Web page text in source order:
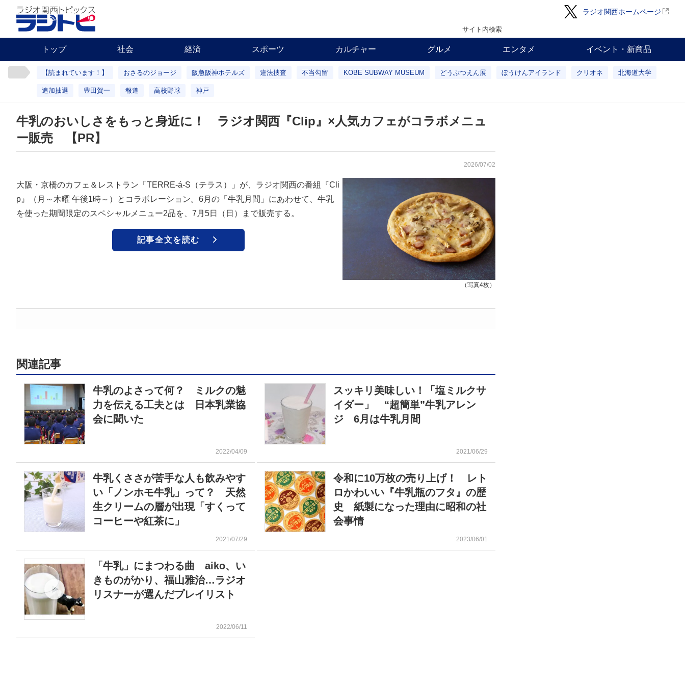
ラジオ関西ホームページ
サイト内検索
トップ 社会 経済 スポーツ カルチャー グルメ エンタメ イベント・新商品
【読まれています！】 おさるのジョージ 阪急阪神ホテルズ 違法捜査 不当勾留 KOBE SUBWAY MUSEUM どうぶつえん展 ぼうけんアイランド クリオネ 北海道大学
追加抽選 豊田賀一 報道 高校野球 神戸
牛乳のおいしさをもっと身近に！ ラジオ関西『Clip』×人気カフェがコラボメニュ
ー販売 【PR】
2026/07/02
（写真4枚）
大阪・京橋のカフェ＆レストラン「TERRE-á-S（テラス）」が、ラジオ関西の番組『Cli
p』（月～木曜 午後1時～）とコラボレーション。6月の「牛乳月間」にあわせて、牛乳
を使った期間限定のスペシャルメニュー2品を、7月5日（日）まで販売する。
記事全文を読む
関連記事
牛乳のよさって何？ ミルクの魅
力を伝える工夫とは 日本乳業協
会に聞いた
2022/04/09
スッキリ美味しい！「塩ミルクサ
イダー」 “超簡単”牛乳アレン
ジ 6月は牛乳月間
2021/06/29
牛乳くささが苦手な人も飲みやす
い「ノンホモ牛乳」って？ 天然
生クリームの層が出現「すくって
コーヒーや紅茶に」
2021/07/29
令和に10万枚の売り上げ！ レト
ロかわいい『牛乳瓶のフタ』の歴
史 紙製になった理由に昭和の社
会事情
2023/06/01
「牛乳」にまつわる曲 aiko、い
きものがかり、福山雅治…ラジオ
リスナーが選んだプレイリスト
2022/06/11